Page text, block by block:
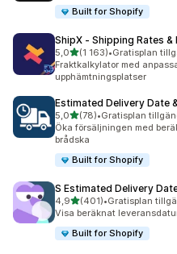
Built for Shopify
ShipX ‑ Shipping Rates &
5,0av 5 stjärnor
(1 163)
1163 recensioner totalt
•Gratisplan
Fraktkalkylator med
upphämtningsplatser
Estimated Delivery Date
5,0av 5 stjärnor
(78)
78 recensioner totalt
•Gratisplan
Öka försäljningen med
brådska
Built for Shopify
S Estimated Delivery
4,9av 5 stjärnor
(401)
401 recensioner totalt
•Gratisplan
Visa beräknat
Built for Shopify